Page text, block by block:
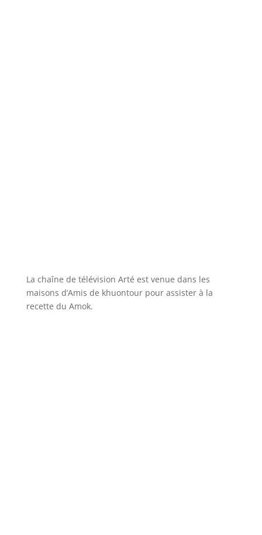
La chaîne de télévision Arté est venue dans les
maisons d’Amis de khuontour pour assister à la
recette du Amok.